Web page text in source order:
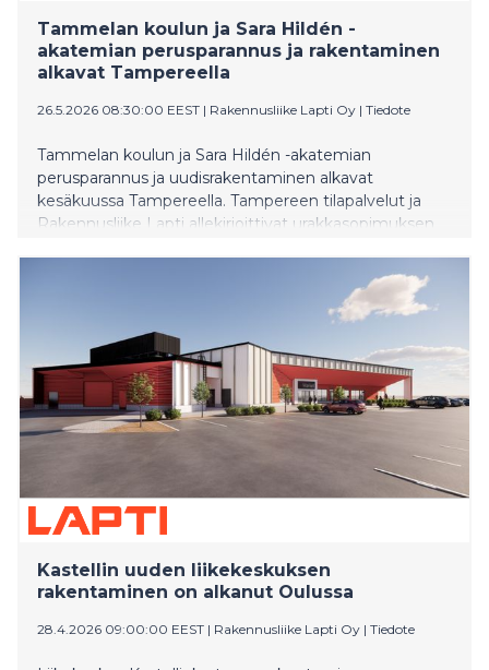
Tammelan koulun ja Sara Hildén -
akatemian perusparannus ja rakentaminen
alkavat Tampereella
26.5.2026 08:30:00 EEST | Rakennusliike Lapti Oy | Tiedote
Tammelan koulun ja Sara Hildén -akatemian
perusparannus ja uudisrakentaminen alkavat
kesäkuussa Tampereella. Tampereen tilapalvelut ja
Rakennusliike Lapti allekirjoittivat urakkasopimuksen
uudisrakennuksella ja suojeltu osa perusparannetaan.
Uudistettu koulu avautuu käyttöön elokuussa 2028.
Kastellin uuden liikekeskuksen
rakentaminen on alkanut Oulussa
28.4.2026 09:00:00 EEST | Rakennusliike Lapti Oy | Tiedote